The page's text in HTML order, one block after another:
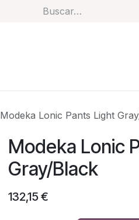
Modeka Lonic Pants Light
Modeka Lonic
Gray/Black
132,15 €